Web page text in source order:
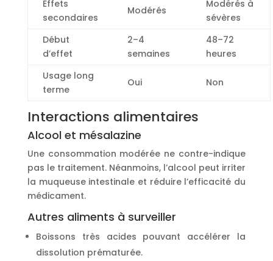
Effets
secondaires
Modérés
Modérés à
sévères
Début
d’effet
2–4
semaines
48–72
heures
Usage long
terme
Oui Non
Interactions alimentaires
Alcool et mésalazine
Une consommation modérée ne contre-indique
pas le traitement. Néanmoins, l’alcool peut irriter
la muqueuse intestinale et réduire l’efficacité du
médicament.
Autres aliments à surveiller
Boissons très acides pouvant accélérer la
dissolution prématurée.